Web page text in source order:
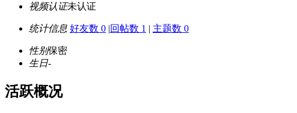
视频认证未认证
统计信息 好友数 0 |回帖数 1 | 主题数 0
性别保密
生日-
活跃概况